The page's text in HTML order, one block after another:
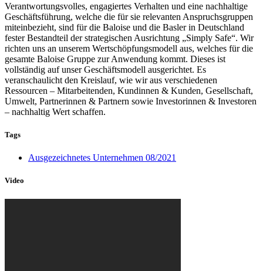
Verantwortungsvolles, engagiertes Verhalten und eine nachhaltige
Geschäftsführung, welche die für sie relevanten Anspruchsgruppen
miteinbezieht, sind für die Baloise und die Basler in Deutschland
fester Bestandteil der strategischen Ausrichtung „Simply Safe“. Wir
richten uns an unserem Wertschöpfungsmodell aus, welches für die
gesamte Baloise Gruppe zur Anwendung kommt. Dieses ist
vollständig auf unser Geschäftsmodell ausgerichtet. Es
veranschaulicht den Kreislauf, wie wir aus verschiedenen
Ressourcen – Mitarbeitenden, Kundinnen & Kunden, Gesellschaft,
Umwelt, Partnerinnen & Partnern sowie Investorinnen & Investoren
– nachhaltig Wert schaffen.
Tags
Ausgezeichnetes Unternehmen 08/2021
Video